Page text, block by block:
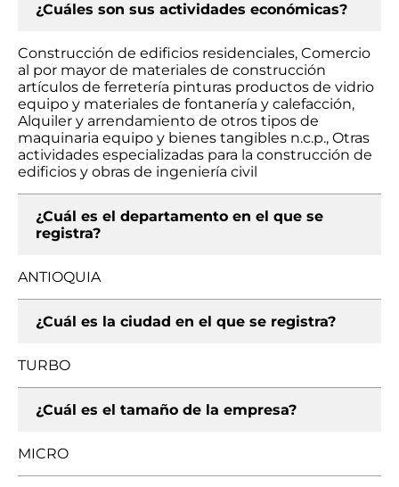
¿Cuáles son sus actividades económicas?
Construcción de edificios residenciales, Comercio
al por mayor de materiales de construcción
artículos de ferretería pinturas productos de vidrio
equipo y materiales de fontanería y calefacción,
Alquiler y arrendamiento de otros tipos de
maquinaria equipo y bienes tangibles n.c.p., Otras
actividades especializadas para la construcción de
edificios y obras de ingeniería civil
¿Cuál es el departamento en el que se
registra?
ANTIOQUIA
¿Cuál es la ciudad en el que se registra?
TURBO
¿Cuál es el tamaño de la empresa?
MICRO